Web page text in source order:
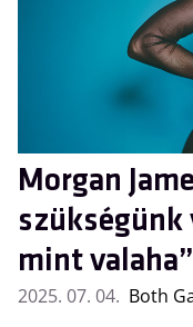
Morgan
szükségünk
mint valaha”
2025. 07. 04. Both